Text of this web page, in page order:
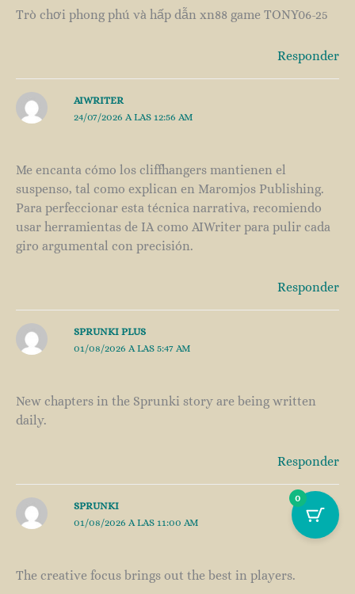
Trò chơi phong phú và hấp dẫn xn88 game TONY06-25
Responder
AIWRITER
24/07/2026 A LAS 12:56 AM
Me encanta cómo los cliffhangers mantienen el
suspenso, tal como explican en Maromjos Publishing.
Para perfeccionar esta técnica narrativa, recomiendo
usar herramientas de IA como AIWriter para pulir cada
giro argumental con precisión.
Responder
SPRUNKI PLUS
01/08/2026 A LAS 5:47 AM
New chapters in the Sprunki story are being written
daily.
Responder
SPRUNKI
01/08/2026 A LAS 11:00 AM
The creative focus brings out the best in players.
0